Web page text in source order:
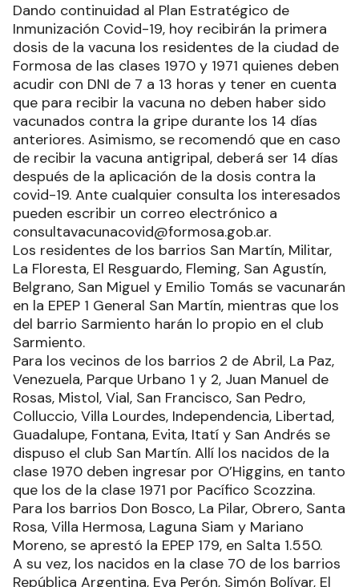
Dando continuidad al Plan Estratégico de
Inmunización Covid-19, hoy recibirán la primera
dosis de la vacuna los residentes de la ciudad de
Formosa de las clases 1970 y 1971 quienes deben
acudir con DNI de 7 a 13 horas y tener en cuenta
que para recibir la vacuna no deben haber sido
vacunados contra la gripe durante los 14 días
anteriores. Asimismo, se recomendó que en caso
de recibir la vacuna antigripal, deberá ser 14 días
después de la aplicación de la dosis contra la
covid-19. Ante cualquier consulta los interesados
pueden escribir un correo electrónico a
consultavacunacovid@formosa.gob.ar.
Los residentes de los barrios San Martín, Militar,
La Floresta, El Resguardo, Fleming, San Agustín,
Belgrano, San Miguel y Emilio Tomás se vacunarán
en la EPEP 1 General San Martín, mientras que los
del barrio Sarmiento harán lo propio en el club
Sarmiento.
Para los vecinos de los barrios 2 de Abril, La Paz,
Venezuela, Parque Urbano 1 y 2, Juan Manuel de
Rosas, Mistol, Vial, San Francisco, San Pedro,
Colluccio, Villa Lourdes, Independencia, Libertad,
Guadalupe, Fontana, Evita, Itatí y San Andrés se
dispuso el club San Martín. Allí los nacidos de la
clase 1970 deben ingresar por O’Higgins, en tanto
que los de la clase 1971 por Pacífico Scozzina.
Para los barrios Don Bosco, La Pilar, Obrero, Santa
Rosa, Villa Hermosa, Laguna Siam y Mariano
Moreno, se aprestó la EPEP 179, en Salta 1.550.
A su vez, los nacidos en la clase 70 de los barrios
República Argentina, Eva Perón, Simón Bolívar, El